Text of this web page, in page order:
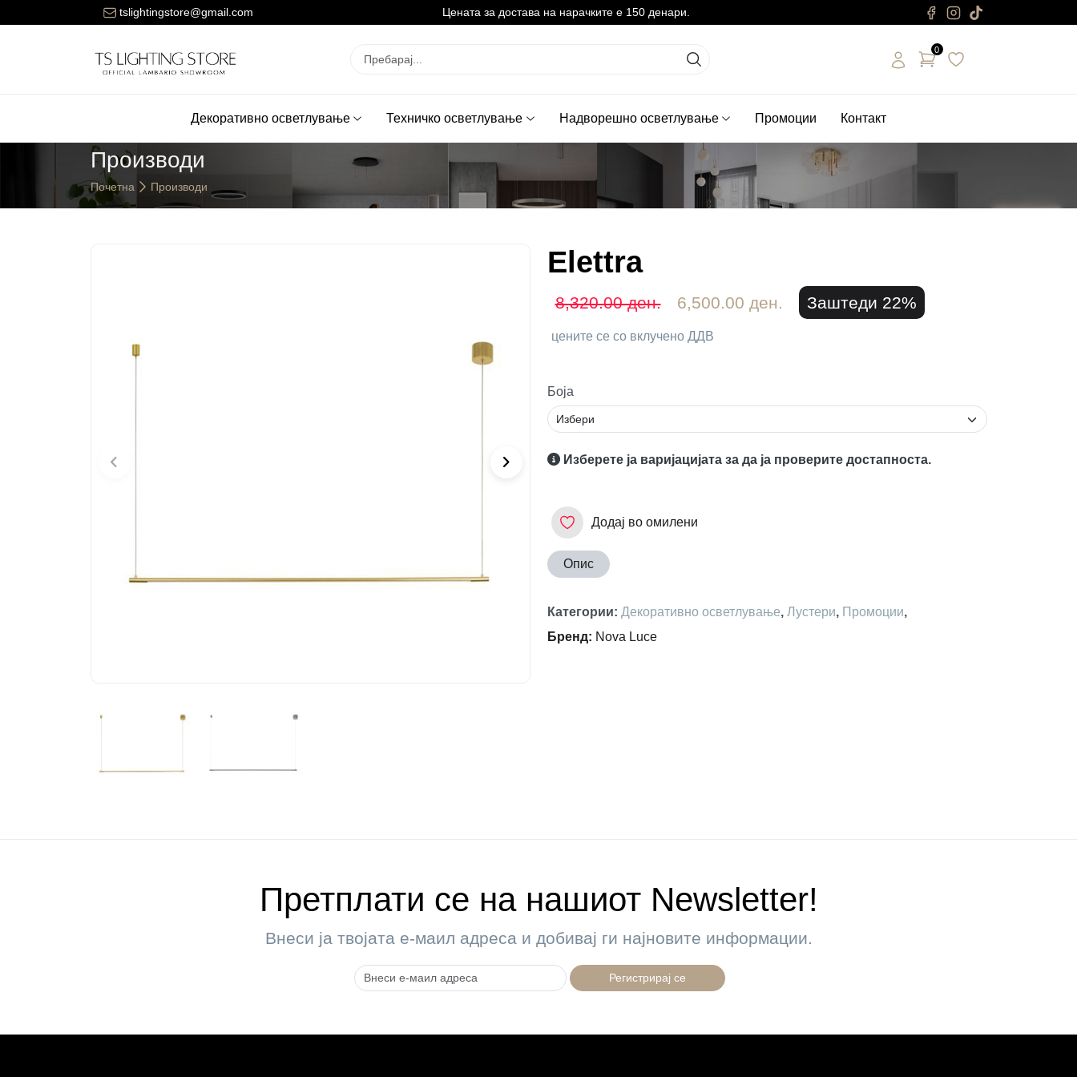
tslightingstore@gmail.com
за достава на нарачките е 150 денари. Цената за достава на нарачките е 150 денари.
0
Декоративно осветлување Техничко осветлување Надворешно осветлување Промоции Контакт
Производи
Почетна Производи
Elettra
8,320.00 ден. 6,500.00 ден. Заштеди 22%
цените се со вклучено ДДВ
Боја
Изберете ја варијацијата за да ја проверите достапноста.
Додај во омилени
Опис
Категории: Декоративно осветлување, Лустери, Промоции,
Бренд: Nova Luce
Претплати се на нашиот Newsletter!
Внеси ја твојата е-маил адреса и добивај ги најновите информации.
Регистрирај се